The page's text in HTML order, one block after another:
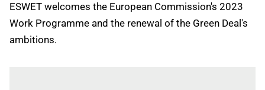
ESWET welcomes the European Commission's 2023
Work Programme and the renewal of the Green Deal's
ambitions.